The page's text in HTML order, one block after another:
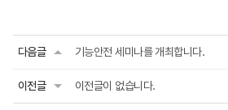
다음글 기능안전 세미나를 개최합니다.
이전글 이전글이 없습니다.